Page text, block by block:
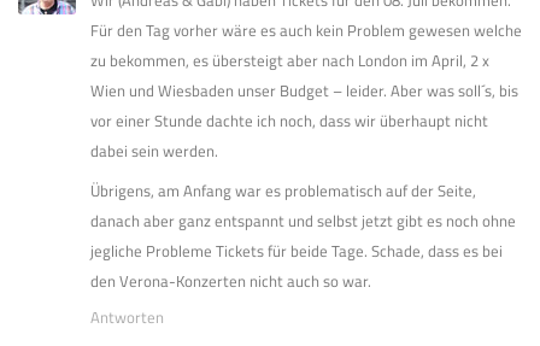
Für den Tag vorher wäre es auch kein Problem gewesen welche
zu bekommen, es übersteigt aber nach London im April, 2 x
Wien und Wiesbaden unser Budget – leider. Aber was soll´s, bis
vor einer Stunde dachte ich noch, dass wir überhaupt nicht
dabei sein werden.
Übrigens, am Anfang war es problematisch auf der Seite,
danach aber ganz entspannt und selbst jetzt gibt es noch ohne
jegliche Probleme Tickets für beide Tage. Schade, dass es bei
den Verona-Konzerten nicht auch so war.
Antworten